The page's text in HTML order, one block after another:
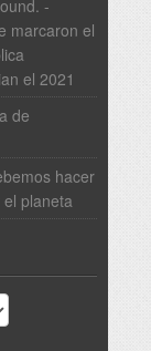
-
marcaron el
el 2021
de
hacer
planeta